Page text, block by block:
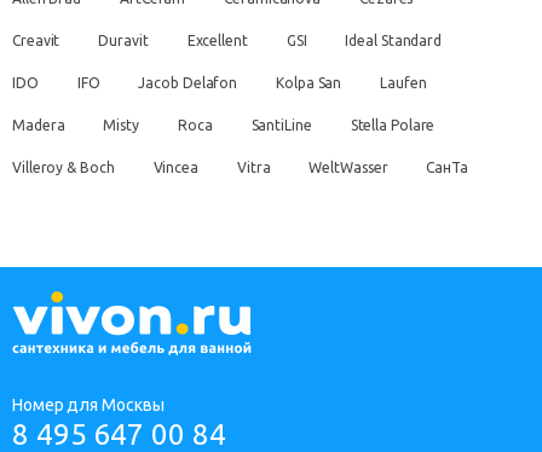
Creavit Duravit Excellent GSI Ideal Standard
IDO IFO Jacob Delafon Kolpa San Laufen
Madera Misty Roca SantiLine Stella Polare
Villeroy & Boch Vincea Vitra WeltWasser СанТа
Номер для Москвы
8 495 647 00 84